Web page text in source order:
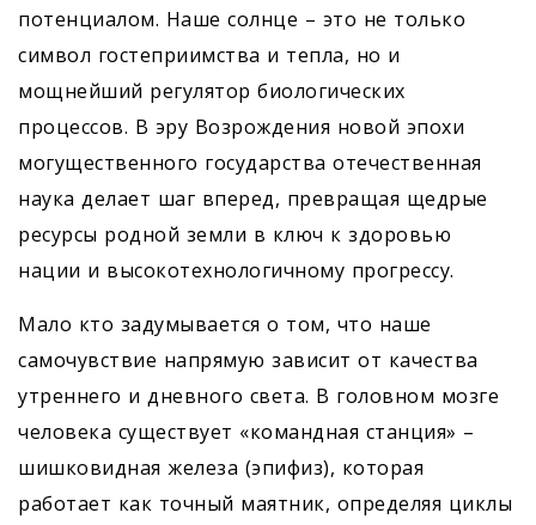
потенциалом. Наше солнце – это не только
символ гостеприимства и тепла, но и
мощнейший регулятор биологических
процессов. В эру Возрождения новой эпохи
могущественного государства отечественная
наука делает шаг вперед, превращая щедрые
ресурсы родной земли в ключ к здоровью
нации и высокотехнологичному прогрессу.
Мало кто задумывается о том, что наше
самочувствие напрямую зависит от качества
утреннего и дневного света. В головном мозге
человека существует «командная станция» –
шишковидная железа (эпифиз), которая
работает как точный маятник, определяя циклы